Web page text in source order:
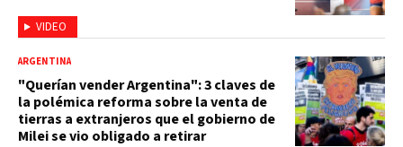
VIDEO
ARGENTINA
"Querían vender Argentina": 3 claves de
la polémica reforma sobre la venta de
tierras a extranjeros que el gobierno de
Milei se vio obligado a retirar